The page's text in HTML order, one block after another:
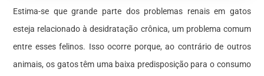
Estima-se que grande parte dos problemas renais em gatos
esteja relacionado à desidratação crônica, um problema comum
entre esses felinos. Isso ocorre porque, ao contrário de outros
animais, os gatos têm uma baixa predisposição para o consumo